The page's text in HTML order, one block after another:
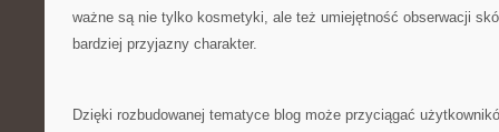
ważne są nie tylko kosmetyki, ale też umiejętność obserwacji
bardziej przyjazny charakter.
Dzięki rozbudowanej tematyce blog może przyciągać